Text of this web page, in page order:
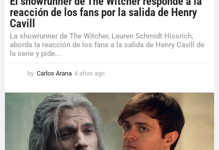
reacción de los fans por la salida de Henry
Cavill
La showrunner de The Witcher, Lauren Schmidt Hissrich,
aborda la reacción de los fans a la salida de Henry Cavill de
la serie y pide...
by Carlos Arana 4 años ago
ñ